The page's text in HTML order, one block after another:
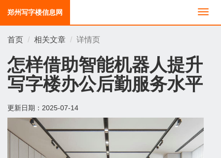
切
换
郑州写字楼信息网
首页 相关文章 详情页
怎样借助智能机器人提升
写字楼办公后勤服务水平
更新日期： 2025-07-14